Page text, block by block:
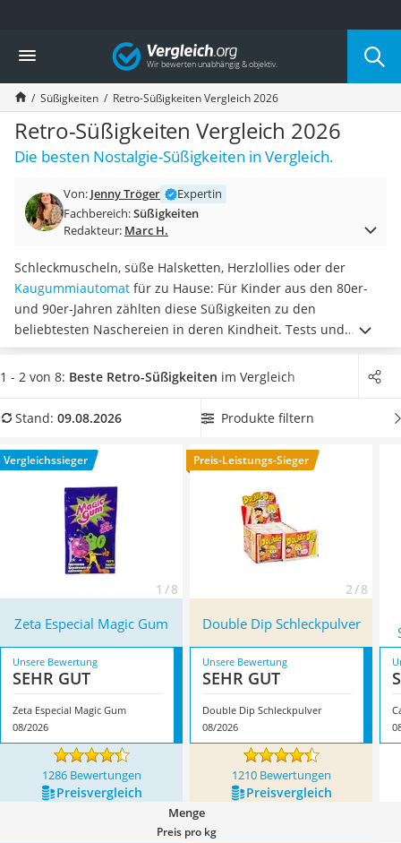
Die beliebtesten Vergleiche nach Kategorie
Lebensmittel
Schwarzkümmelöl
Knäckebrot
Schwarzkümmelöl-Kapseln
Manukahonig
Eiklar
Balsamico-Essig
Schwarzkümmelöl bio
Honig
Gemüsebrühe
Eiskaffee-Pulver
Irischer Whiskey
Grapefruitkernextrakt
Matcha-Set
MCT-Öl
Erythrit
Müsli ohne Zuckerzusatz
Vergleich
Süßigkeiten Retro-Süßigkeiten Vergleich 2026
Retro-Süßigkeiten Vergleich 2026
Die besten Nostalgie-Süßigkeiten in Vergleich.
Von: Jenny Tröger
Expertin
Fachbereich:Süßigkeiten
Redakteur: Marc H.
Schleckmuscheln, süße Halsketten, Herzlollies oder der
Kaugummiautomat für zu Hause: Für Kinder aus den 80er-
und 90er-Jahren zählten diese Süßigkeiten zu den
beliebtesten Naschereien in deren Kindheit. Tests und
Umfragen im Internet haben gezeigt, dass sichRetro-
Süßigkeiten nach wie vor großer Beliebtheit erfreuen.
Vergleichstabelle aus, das
mehr als zehn verschiedene
Überzeugt hat uns hier im August 2026 besonders das
ModellZeta Especial Magic Gum* mit seinen Eigenschaften.
1 - 2 von 8: Beste Retro-Süßigkeiten im Vergleich
Stand: 09.08.2026 Produkte filtern
Vergleichssieger
1 / 8
Preis-Leistungs-Sieger
2 / 8
Zeta Especial Magic Gum Double Dip Schleckpulver
Unsere Bewertung
SEHR GUT
Zeta Especial Magic Gum
08/2026
Unsere Bewertung
SEHR GUT
Double Dip Schleckpulver
08/2026
1286 Bewertungen 1210 Bewertungen
Preis­vergleich Preis­vergleich
Menge
Preis pro kg